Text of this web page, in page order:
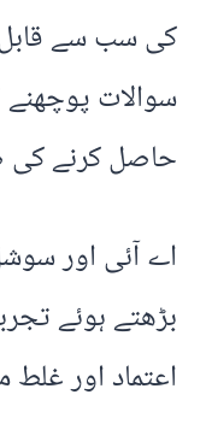
کی سب سے
سوالات
حاصل کرنے کی
اے آئی اور
بڑھتے ہوئے
اعتماد اور